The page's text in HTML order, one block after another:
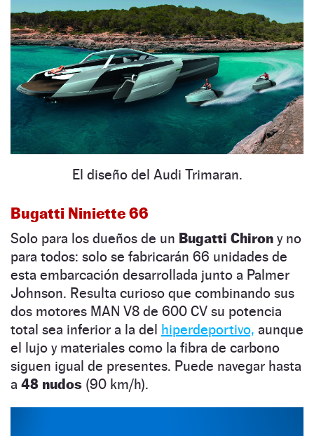
El diseño del Audi Trimaran.
Bugatti Niniette 66
Solo para los dueños de un Bugatti Chiron y no
para todos: solo se fabricarán 66 unidades de
esta embarcación desarrollada junto a Palmer
Johnson. Resulta curioso que combinando sus
dos motores MAN V8 de 600 CV su potencia
total sea inferior a la del hiperdeportivo, aunque
el lujo y materiales como la fibra de carbono
siguen igual de presentes. Puede navegar hasta
a 48 nudos (90 km/h).